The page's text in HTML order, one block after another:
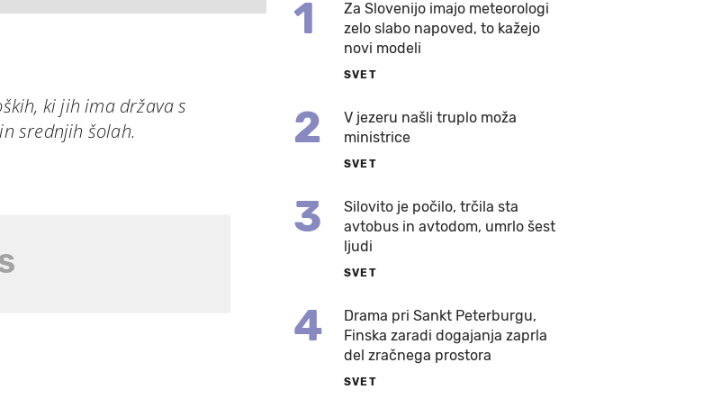
ki jih ima država s
srednjih šolah.
1
Za Slovenijo imajo meteorologi
zelo slabo napoved, to kažejo
novi modeli
SVET
2
V jezeru našli truplo moža
ministrice
SVET
3
Silovito je počilo, trčila sta
avtobus in avtodom, umrlo šest
ljudi
SVET
4
Drama pri Sankt Peterburgu,
Finska zaradi dogajanja zaprla
del zračnega prostora
SVET